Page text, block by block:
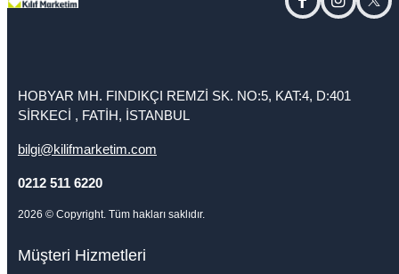
facebookinstagram
HOBYAR MH. FINDIKÇI REMZİ SK. NO:5, KAT:4, D:401
SİRKECİ , FATİH, İSTANBUL
bilgi@kilifmarketim.com
0212 511 6220
2026 © Copyright. Tüm hakları saklıdır.
Müşteri Hizmetleri